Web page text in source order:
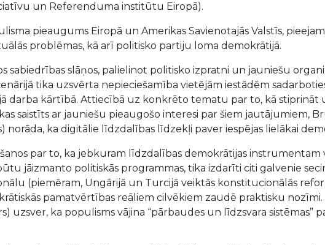
un Referenduma institūtu Eiropā).
pieaugums Eiropā un Amerikas Savienotajās Valstīs,
problēmas, kā arī politisko partiju loma demokrātijā.
sabiedrības slāņos, palielinot politisko izpratni un jauniešu
tika uzsvērta nepieciešamība vietējām iestādēm
darba kārtībā. Attiecībā uz konkrēto tematu par to, kā stiprināt
saistīts ar jauniešu pieaugošo interesi par šiem jautājumiem,
ka digitālie līdzdalības līdzekļi paver iespējas lielākai
par to, ka jebkuram līdzdalības demokrātijas
jāizmanto politiskās programmas, tika izdarīti citi galvenie
(piemēram, Ungārijā un Turcijā veiktās konstitucionālās
pamatvērtības reāliem cilvēkiem zaudē praktisku nozīmi.
uzsver, ka populisms vājina “pārbaudes un līdzsvara sistēmas”